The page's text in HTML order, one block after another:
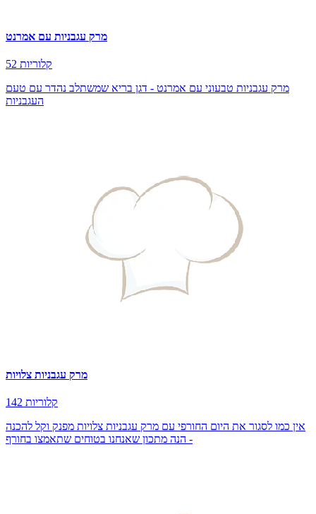
מרק עגבניות עם אמרנט
52 קלוריות
מרק עגבניות טבעוני עם אמרנט - דגן בריא שמשתלב נהדר עם טעם
העגבניות
מרק עגבניות צלויות
142 קלוריות
אין כמו לסגור את היום החורפי עם מרק עגבניות צלויות מפנק וקל להכנה
- הנה מתכון שאנחנו בטוחים שתאמצו בחורף